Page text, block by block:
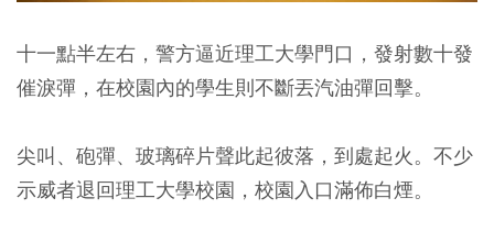
十一點半左右，警方逼近理工大學門口，發射數十發
催淚彈，在校園內的學生則不斷丟汽油彈回擊。
尖叫、砲彈、玻璃碎片聲此起彼落，到處起火。不少
示威者退回理工大學校園，校園入口滿佈白煙。